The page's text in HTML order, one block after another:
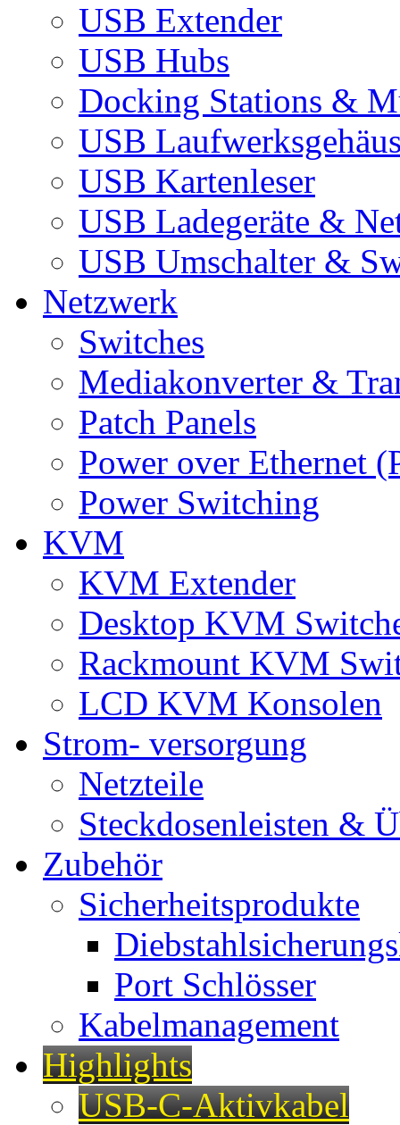
USB Extender
USB Hubs
Docking Stations &
USB
USB Kartenleser
USB Ladegeräte &
USB Umschalter &
Netzwerk
Switches
Mediakonverter &
Patch Panels
Power over Ethernet
Power Switching
KVM
KVM Extender
Desktop KVM
Rackmount KVM
LCD KVM Konsolen
Strom- versorgung
Netzteile
Steckdosenleisten &
Zubehör
Sicherheitsprodukte
Port Schlösser
Kabelmanagement
Highlights
USB-C-Aktivkabel